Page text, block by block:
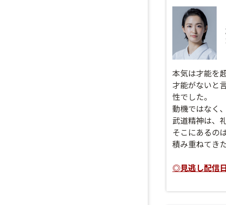
本気は才能を
才能がないと
性でした。
動機ではなく
武道精神は、
そこにあるの
積み重ねてき
◎見逃し配信